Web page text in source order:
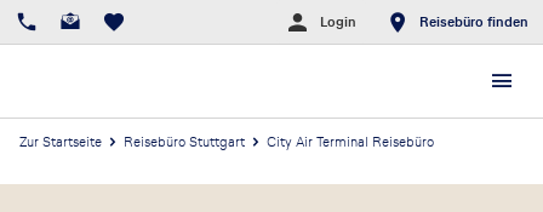
Login Reisebüro finden
Zur Startseite Reisebüro Stuttgart City Air Terminal Reisebüro